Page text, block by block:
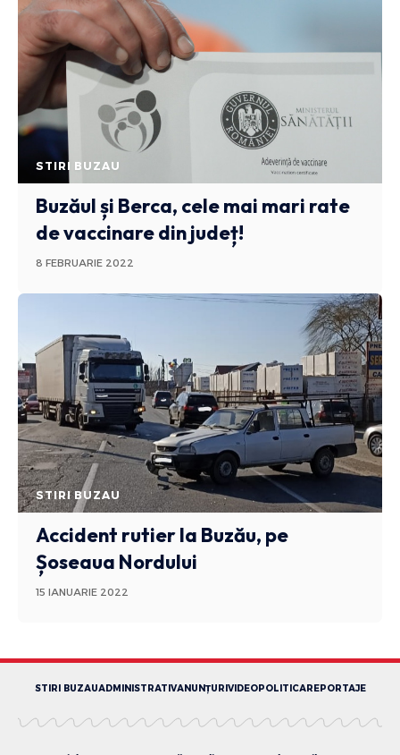
STIRI BUZAU
Buzăul și Berca, cele mai mari rate
de vaccinare din județ!
8 FEBRUARIE 2022
STIRI BUZAU
Accident rutier la Buzău, pe
Șoseaua Nordului
15 IANUARIE 2022
STIRI BUZAUADMINISTRATIVANUNȚURI VIDEOPOLITICAREPORTAJE